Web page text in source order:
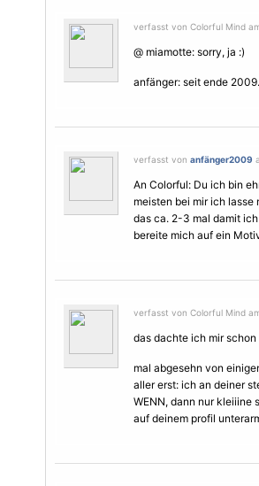
verfasst von Colorful Mind
@ miamotte: sorry, ja :)
anfänger: seit ende
verfasst von anfänger2009
An Colorful: Du ich bin
meisten bei mir ich
das ca. 2-3 mal damit
bereite mich auf ein
verfasst von Colorful Mind
das dachte ich mir schon
mal abgesehn von
aller erst: ich an deiner
WENN, dann nur kleiiine
auf deinem profil